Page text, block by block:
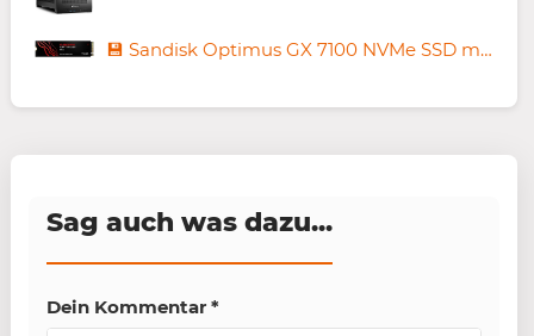
💾 Sandisk Optimus GX 7100 NVMe SSD mit 1TB für 194,68€ (statt 225€)
Sag auch was dazu...
Dein Kommentar *